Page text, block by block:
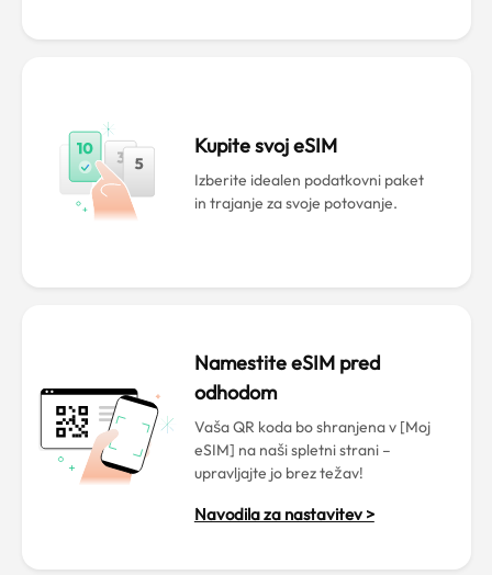
Kupite svoj eSIM
Izberite idealen podatkovni paket
in trajanje za svoje potovanje.
Namestite eSIM pred
odhodom
Vaša QR koda bo shranjena v [Moj
eSIM] na naši spletni strani –
upravljajte jo brez težav!
Navodila za nastavitev >